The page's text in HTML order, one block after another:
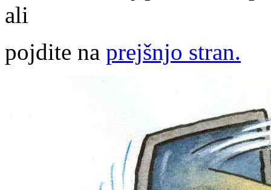
ali
pojdite na prejšnjo stran.